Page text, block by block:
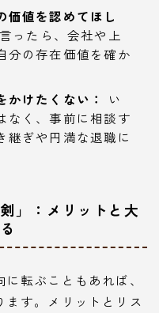
価値を認めてほし
ったら、会社や上
分の存在価値を確か
かけたくない：
い
なく、事前に相談す
継ぎや円満な退職に
」：メリットと大
転ぶこともあれば、
す。メリットとリス